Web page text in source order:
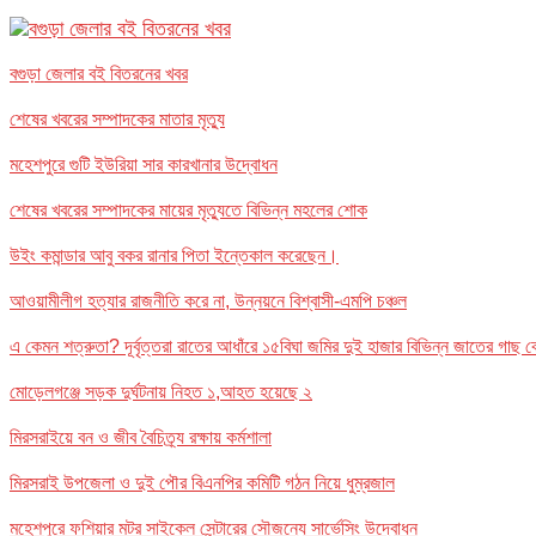
বগুড়া জেলার বই বিতরনের খবর
শেষের খবরের সম্পাদকের মাতার মৃত্যু
মহেশপুরে গুটি ইউরিয়া সার কারখানার উদ্বোধন
শেষের খবরের সম্পাদকের মায়ের মৃত্যুতে বিভিন্ন মহলের শোক
উইং কমান্ডার আবু বকর রানার পিতা ইন্তেকাল করেছেন।
আওয়ামীলীগ হত্যার রাজনীতি করে না, উন্নয়নে বিশ্বাসী-এমপি চঞ্চল
এ কেমন শত্রুতা? দূর্বৃত্তরা রাতের আধাঁরে ১৫বিঘা জমির দুই হাজার বিভিন্ন জাতের গাছ
মোড়েলগঞ্জে সড়ক দুর্ঘটনায় নিহত ১,আহত হয়েছে ২
মিরসরাইয়ে বন ও জীব বৈচিত্র্য রক্ষায় কর্মশালা
মিরসরাই উপজেলা ও দুই পৌর বিএনপির কমিটি গঠন নিয়ে ধুম্রজাল
মহেশপুরে ফশিয়ার মটর সাইকেল সেন্টারের সৌজন্যে সার্ভেসিং উদ্বোধন